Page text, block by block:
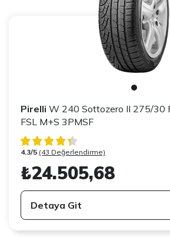
Pirelli W 240 Sottozero II 275/30
FSL M+S 3PMSF
4.3/5 (43 Değerlendirme)
₺24.505,68
Detaya Git